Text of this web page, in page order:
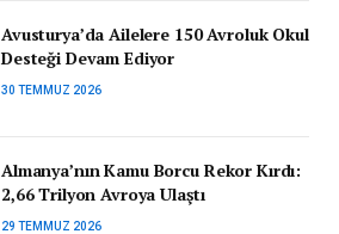
Avusturya’da Ailelere 150 Avroluk Okul
Desteği Devam Ediyor
30 TEMMUZ 2026
Almanya’nın Kamu Borcu Rekor Kırdı:
2,66 Trilyon Avroya Ulaştı
29 TEMMUZ 2026